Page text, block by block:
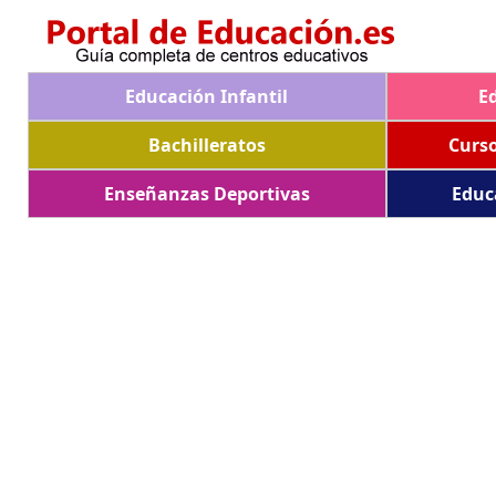
Educación Infantil
Bachilleratos
Enseñanzas Deportivas